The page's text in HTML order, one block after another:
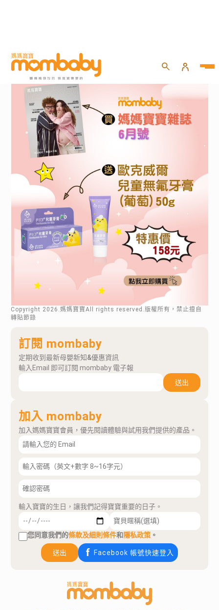
Copyright 2026 .媽媽寶寶All rights reserved.版權所有，禁止擅自
轉貼節錄
訂閱 mombaby
定期收到最新母嬰新知&優惠資訊
輸入Email 即可訂閱 mombaby 電子報
送出
加入 mombaby
加入媽媽寶寶會員，優先閱讀體驗與試用我們提供的產品。
輸入寶寶的生日，讓我們記得寶寶重要的日子。
您同意我們的條款及細則條件和隱私政策 。
送出 Facebook 帳號快速登入